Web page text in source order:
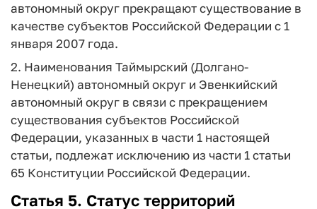
автономный округ прекращают существование в
качестве субъектов Российской Федерации с 1
января 2007 года.
2. Наименования Таймырский (Долгано-
Ненецкий) автономный округ и Эвенкийский
автономный округ в связи с прекращением
существования субъектов Российской
Федерации, указанных в части 1 настоящей
статьи, подлежат исключению из части 1 статьи
65 Конституции Российской Федерации.
Статья 5. Статус территорий